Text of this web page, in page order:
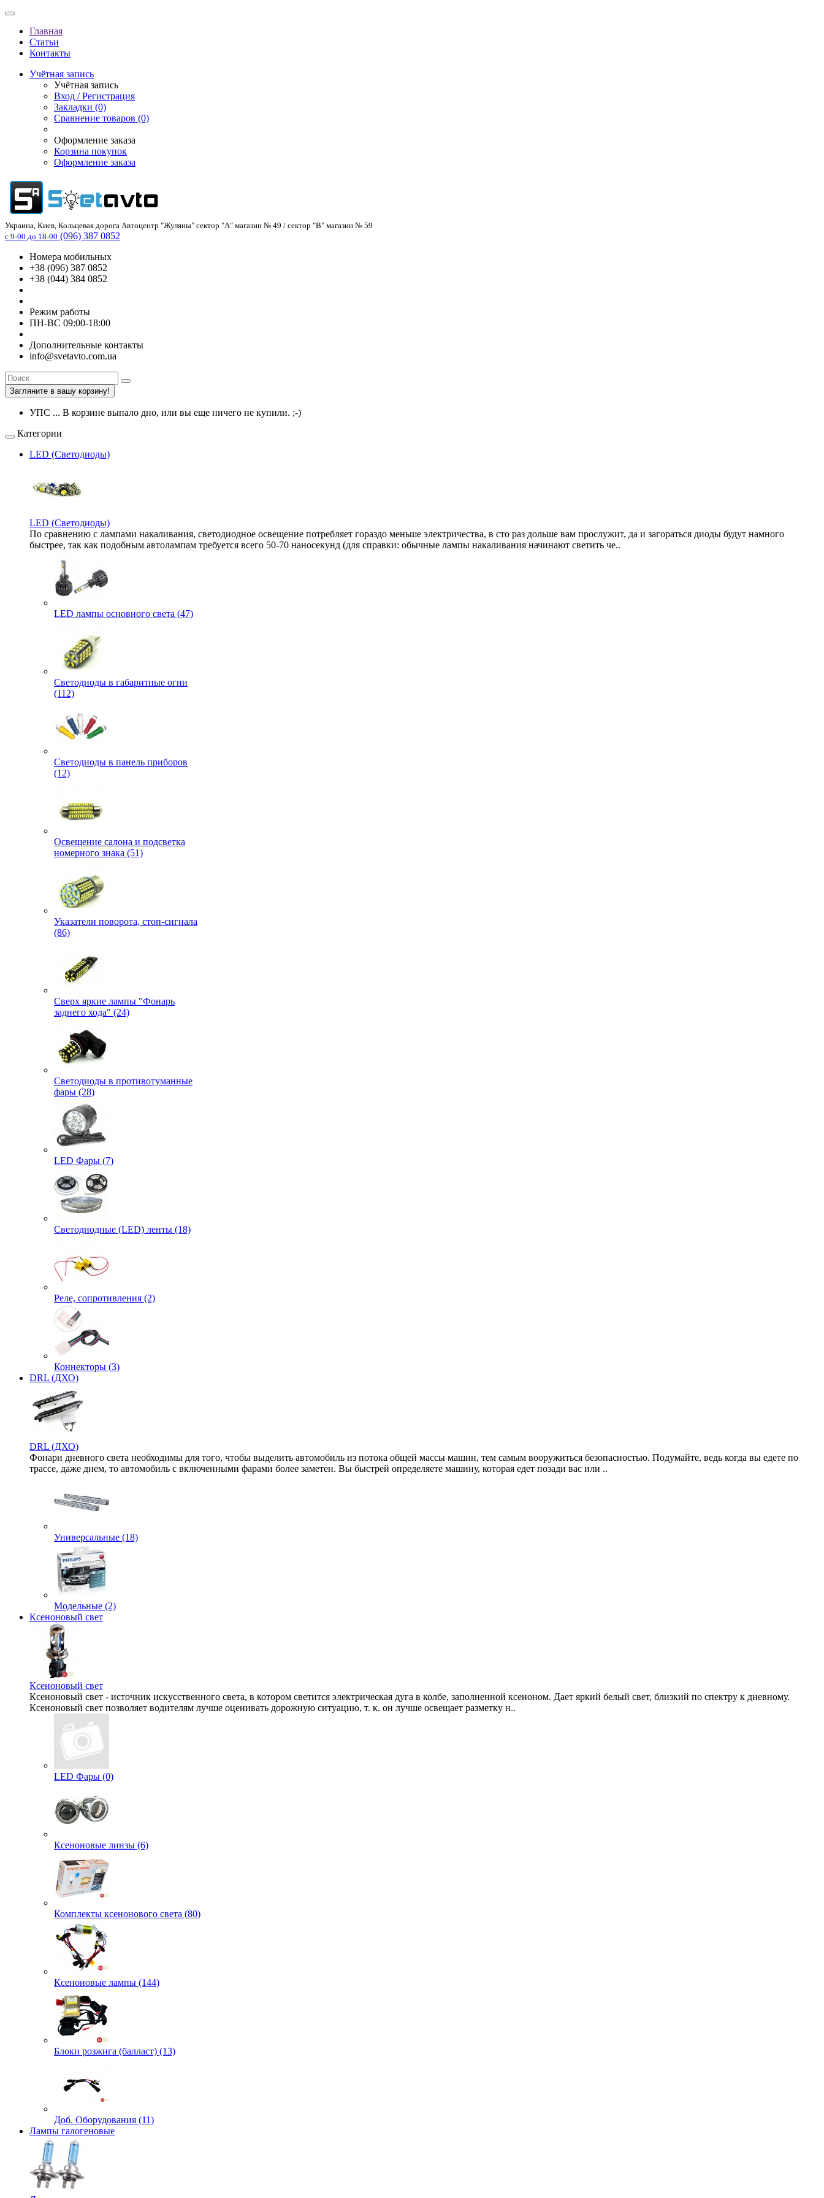
Главная
Статьи
Контакты
Учётная запись
Учётная запись
Вход / Регистрация
Закладки (0)
Сравнение товаров (0)
Оформление заказа
Корзина покупок
Оформление заказа
Украина, Киев, Кольцевая дорога Автоцентр "Жуляны" сектор "А" магазин № 49 / сектор "В" магазин № 59
с 9-00 до 18-00 (096) 387 0852
Номера мобильных
+38 (096) 387 0852
+38 (044) 384 0852
Режим работы
ПН-ВС 09:00-18:00
Дополнительные контакты
info@svetavto.com.ua
Загляните в вашу корзину!
УПС ... В корзине выпало дно, или вы еще ничего не купили. ;-)
Категории
LED (Светодиоды)
LED (Светодиоды)
По сравнению с лампами накаливания, светодиодное освещение потребляет гораздо меньше электричества, в сто раз дольше вам прослужит, да и загораться диоды будут намного
быстрее, так как подобным автолампам требуется всего 50-70 наносекунд (для справки: обычные лампы накаливания начинают светить че..
LED лампы основного света (47)
Светодиоды в габаритные огни
(112)
Светодиоды в панель приборов
(12)
Освещение салона и подсветка
номерного знака (51)
Указатели поворота, стоп-сигнала
(86)
Сверх яркие лампы "Фонарь
заднего хода" (24)
Светодиоды в противотуманные
фары (28)
LED Фары (7)
Светодиодные (LED) ленты (18)
Реле, сопротивления (2)
Коннекторы (3)
DRL (ДХО)
DRL (ДХО)
Фонари дневного света необходимы для того, чтобы выделить автомобиль из потока общей массы машин, тем самым вооружиться безопасностью. Подумайте, ведь когда вы едете по
трассе, даже днем, то автомобиль с включенными фарами более заметен. Вы быстрей определяете машину, которая едет позади вас или ..
Универсальные (18)
Модельные (2)
Ксеноновый свет
Ксеноновый свет
Ксеноновый свет - источник искусственного света, в котором светится электрическая дуга в колбе, заполненной ксеноном. Дает яркий белый свет, близкий по спектру к дневному.
Ксеноновый свет позволяет водителям лучше оценивать дорожную ситуацию, т. к. он лучше освещает разметку н..
LED Фары (0)
Ксеноновые линзы (6)
Комплекты ксенонового света (80)
Ксеноновые лампы (144)
Блоки розжига (балласт) (13)
Доб. Оборудования (11)
Лампы галогеновые